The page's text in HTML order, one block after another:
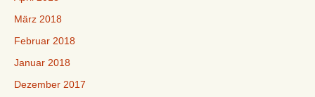
März 2018
Februar 2018
Januar 2018
Dezember 2017